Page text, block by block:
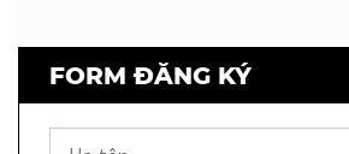
FORM ĐĂNG KÝ